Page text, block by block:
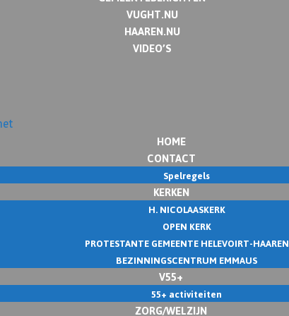
VUGHT.NU
HAAREN.NU
VIDEO’S
HOME
CONTACT
Spelregels
KERKEN
H. NICOLAASKERK
OPEN KERK
PROTESTANTE GEMEENTE HELEVOIRT-HAAREN
BEZINNINGSCENTRUM EMMAUS
V55+
55+ activiteiten
ZORG/WELZIJN